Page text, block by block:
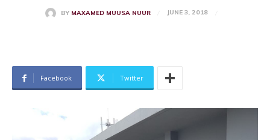
BY MAXAMED MUUSA NUUR JUNE 3, 2018
Facebook Twitter